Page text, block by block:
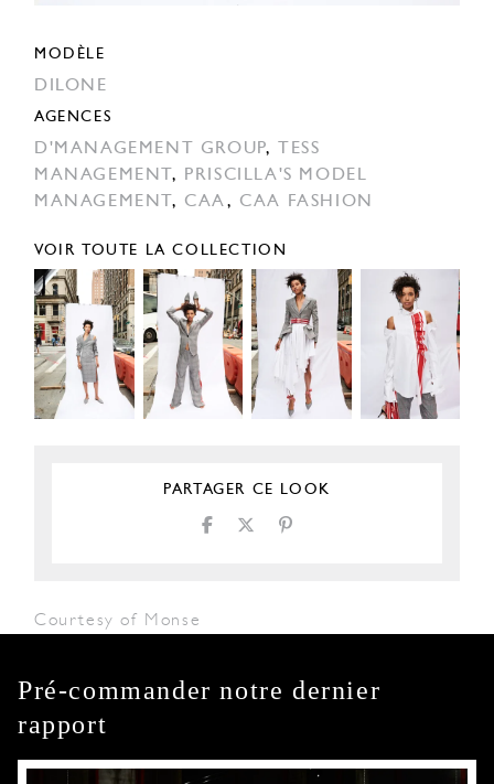
MODÈLE
DILONE
AGENCES
D'MANAGEMENT GROUP,
TESS
MANAGEMENT , PRISCILLA'S MODEL
MANAGEMENT , CAA, CAA FASHION
VOIR TOUTE LA COLLECTION
PARTAGER CE LOOK
Courtesy of Monse
Pré-commander notre dernier
rapport